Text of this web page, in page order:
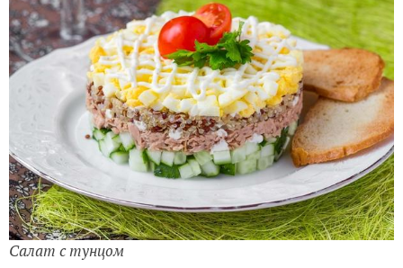
Салат с тунцом